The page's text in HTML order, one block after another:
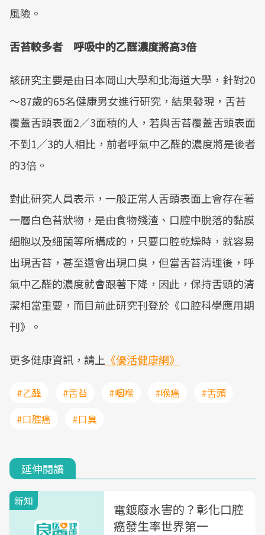
風險。
舌苔較多者 呼吸中的乙醛濃度將高3倍
該研究主要是由日本岡山大學和北海道大學，針對20
～87歲的65名健康男女進行研究，結果發現，舌苔
覆蓋舌頭表面2／3面積的人，若與舌苔覆蓋舌頭表面
不到1／3的人相比，前者呼氣中乙醛的濃度將是後者
的3倍。
對此研究人員表示，一般正常人舌頭表面上會存在著
一層白色苔狀物，是由食物殘渣、口腔中脫落的黏膜
細胞以及細菌等所構成的，只要口腔乾燥時，就容易
出現舌苔，甚至還會出現口臭，但當舌苔清理後，呼
氣中乙醛的濃度就會跟著下降，因此，保持舌頭的清
潔相當重要，而目前此研究刊登於《口腔科學應用期
刊》。
更多健康資訊，請上 《優活健康網》
#乙醛 #舌苔 #咽喉 #喉癌
#舌頭
#口腔癌
#口臭
延伸閱讀
新知
電鍍廢水害的？彰化口腔
癌發生率世界第一